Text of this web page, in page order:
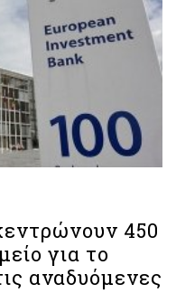
450
για το
αναδυόμενες